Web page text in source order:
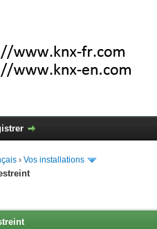
›Vos installations